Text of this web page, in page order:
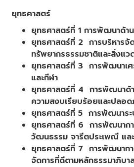
ยุทธศาสตร์
ยุทธศาสตร์ที่ 1 การพัฒนาด้า
ยุทธศาสตร์ที่ 2 การบริหารจั
ทรัพยากรธรรมชาติและสิ่งแ
ยุทธศาสตร์ที่ 3 การพัฒนาเ
และกีฬา
ยุทธศาสตร์ที่ 4 การพัฒนาด้
ความสงบเรียบร้อยและปลอ
ยุทธศาสตร์ที่ 5 การพัฒนาร
ยุทธศาสตร์ที่ 6 การพัฒนาก
วัฒนธรรม จารีตประเพณี แ
ยุทธศาสตร์ที่ 7 การพัฒนากา
จัดการที่ดีตามหลักธรรมาภิบา